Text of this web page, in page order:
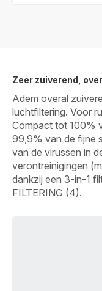
Zeer zuiverend,
Adem overal
luchtfiltering. Voor
Compact tot 100%
99,9% van de fijne
van de virussen in
verontreinigingen
dankzij een 3-in-1
FILTERING (4).